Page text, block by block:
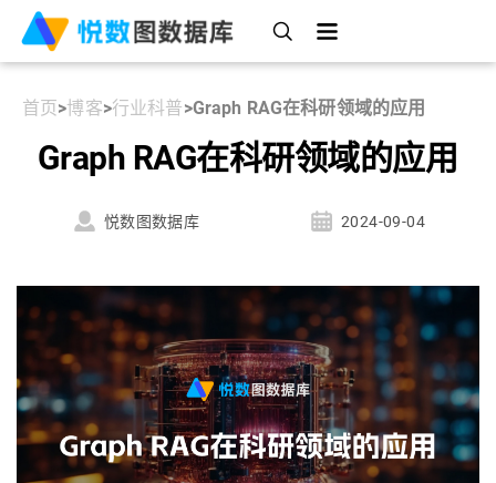
首页>博客>行业科普>Graph RAG在科研领域的应用
Graph RAG在科研领域的应用
悦数图数据库 2024-09-04